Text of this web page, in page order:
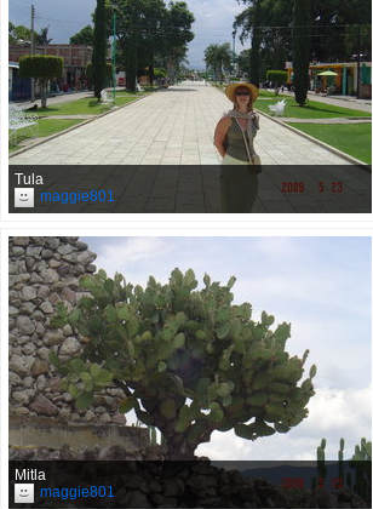
Tula
maggie801
Mitla
maggie801